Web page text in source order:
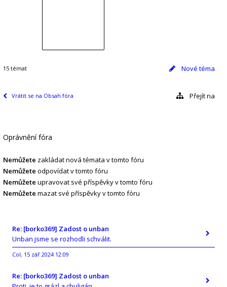
Nové téma
15 témat
Vrátit se na Obsah fóra Přejít na
Oprávnění fóra
Nemůžete zakládat nová témata v tomto fóru
Nemůžete odpovídat v tomto fóru
Nemůžete upravovat své příspěvky v tomto fóru
Nemůžete mazat své příspěvky v tomto fóru
Re: [borko369] Zadost o unban
Unban jsme se rozhodli schválit.
Col, 15 zář 2024 12:09
Re: [borko369] Zadost o unban